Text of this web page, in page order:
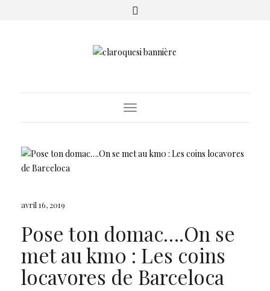
Toggle
Navigation
avril 16, 2019
Pose ton domac….On se
met au km0 : Les coins
locavores de Barceloca